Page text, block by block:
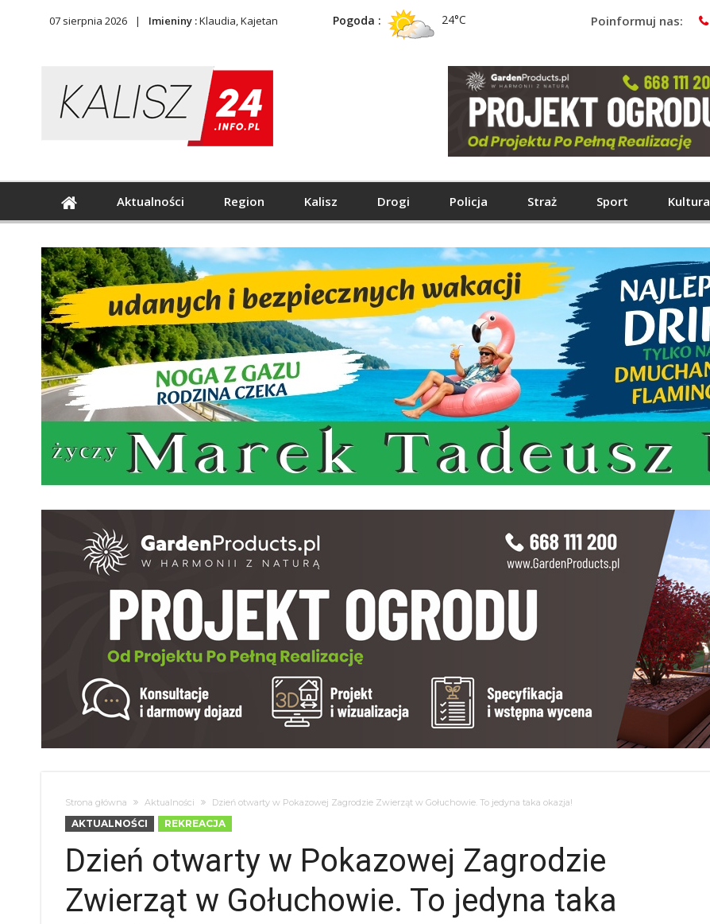
07 sierpnia 2026 Imieniny :Klaudia, Kajetan Pogoda : 24°C Poinformuj nas:
Aktualności Region Kalisz Drogi Policja Straż Sport Kultura
Strona główna Aktualności Dzień otwarty w Pokazowej Zagrodzie Zwierząt w Gołuchowie. To jedyna taka okazja!
AKTUALNOŚCI REKREACJA
Dzień otwarty w Pokazowej Zagrodzie
Zwierząt w Gołuchowie. To jedyna taka